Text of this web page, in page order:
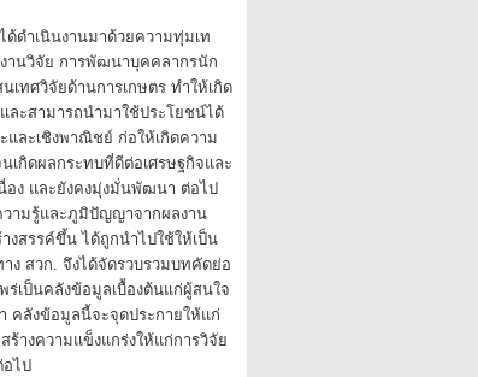
ด้ดำเนินงานมาด้วยความทุ่มเท
านวิจัย การพัฒนาบุคคลากรนัก
เทศวิจัยด้านการเกษตร ทำให้เกิด
ละสามารถนำมาใช้ประโยชน์ได้
และเชิงพาณิชย์ ก่อให้เกิดความ
เกิดผลกระทบที่ดีต่อเศรษฐกิจและ
อง และยังคงมุ่งมั่นพัฒนา ต่อไป
วามรู้และภูมิปัญญาจากผลงาน
งสรรค์ขึ้น ได้ถูกนำไปใช้ให้เป็น
ง สวก. จึงได้จัดรวบรวมบทคัดย่อ
ร่เป็นคลังข้อมูลเบื้องต้นแก่ผู้สนใจ
คลังข้อมูลนี้จะจุดประกายให้แก่
ร้างความแข็งแกร่งให้แก่การวิจัย
อไป